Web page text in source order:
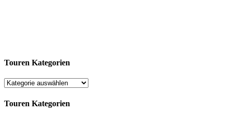
Touren Kategorien
Touren Kategorien